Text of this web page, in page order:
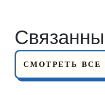
СМОТРЕТЬ ВСЕ